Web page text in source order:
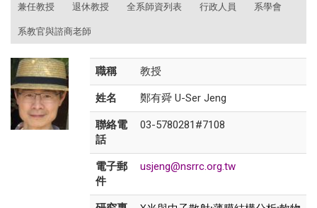
兼任教授 退休教授 全系師資列表 行政人員 系學會
系教官與諮商老師
職稱 教授
姓名 鄭有舜 U-Ser Jeng
聯絡電
話
03-5780281#7108
電子郵
件
usjeng@nsrrc.org.tw